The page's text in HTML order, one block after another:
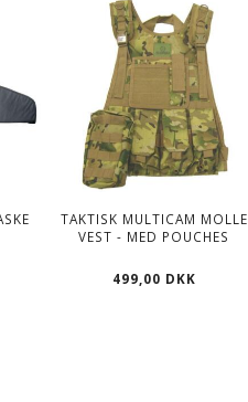
TAKTISK MULTICAM MOLLE
VEST - MED POUCHES
499,00 DKK